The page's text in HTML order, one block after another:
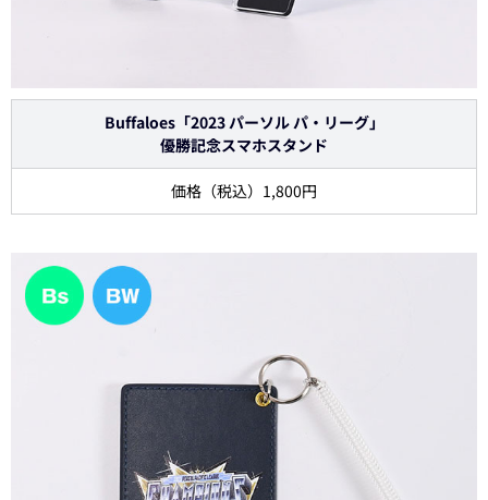
Buffaloes「2023 パーソル パ・リーグ」
優勝記念スマホスタンド
価格（税込）1,800円